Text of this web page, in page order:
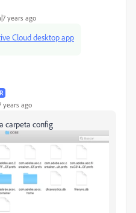
years ago
Cloud desktop app
years ago
carpeta config